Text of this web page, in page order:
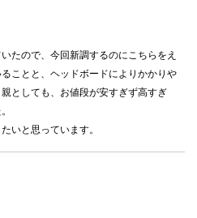
たので、今回新調するのにこちらをえ
ことと、ヘッドボードによりかかりや
としても、お値段が安すぎず高すぎ
いと思っています。